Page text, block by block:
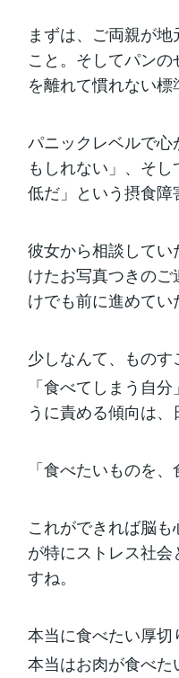
まずは、ご両親が
こと。そしてパン
を離れて慣れない標
パニックレベルで
もしれない」、そ
低だ」という摂食障
彼女から相談して
けたお写真つきの
けでも前に進めてい
少しなんて、ものす
「食べてしまう自
うに責める傾向は、
「食べたいものを
これができれば脳
が特にストレス社
すね。
本当に食べたい厚切
本当はお肉が食べた